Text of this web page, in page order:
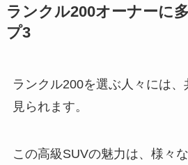
ランクル200オーナーに
プ3
ランクル200を選ぶ人々には
見られます。
この高級SUVの魅力は、様々